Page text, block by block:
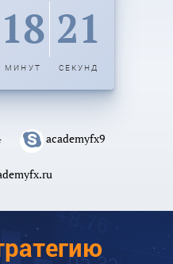
18
МИНУТ
20
СЕКУНД
academyfx9